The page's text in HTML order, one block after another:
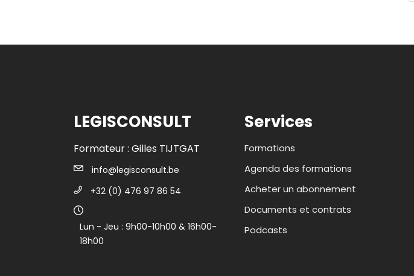
LEGISCONSULT
Formateur : Gilles TIJTGAT
info@legisconsult.be
+32 (0) 476 97 86 54
Lun - Jeu : 9h00-10h00 & 16h00-
18h00
Services
Formations
Agenda des formations
Acheter un abonnement
Documents et contrats
Podcasts